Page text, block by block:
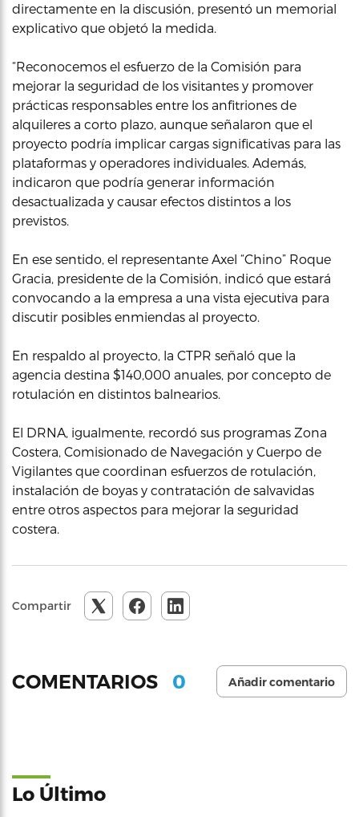
directamente en la discusión, presentó un memorial
explicativo que objetó la medida.
“Reconocemos el esfuerzo de la Comisión para
mejorar la seguridad de los visitantes y promover
prácticas responsables entre los anfitriones de
alquileres a corto plazo, aunque señalaron que el
proyecto podría implicar cargas significativas para las
plataformas y operadores individuales. Además,
indicaron que podría generar información
desactualizada y causar efectos distintos a los
previstos.
En ese sentido, el representante Axel “Chino” Roque
Gracia, presidente de la Comisión, indicó que estará
convocando a la empresa a una vista ejecutiva para
discutir posibles enmiendas al proyecto.
En respaldo al proyecto, la CTPR señaló que la
agencia destina $140,000 anuales, por concepto de
rotulación en distintos balnearios.
El DRNA, igualmente, recordó sus programas Zona
Costera, Comisionado de Navegación y Cuerpo de
Vigilantes que coordinan esfuerzos de rotulación,
instalación de boyas y contratación de salvavidas
entre otros aspectos para mejorar la seguridad
costera.
Compartir
COMENTARIOS 0 Añadir comentario
Lo Último